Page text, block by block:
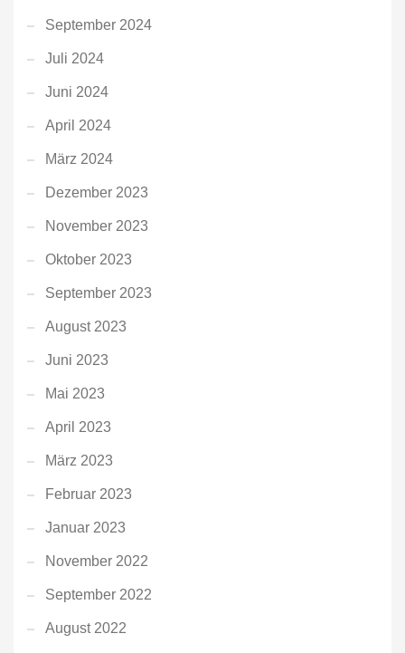
September 2024
Juli 2024
Juni 2024
April 2024
März 2024
Dezember 2023
November 2023
Oktober 2023
September 2023
August 2023
Juni 2023
Mai 2023
April 2023
März 2023
Februar 2023
Januar 2023
November 2022
September 2022
August 2022